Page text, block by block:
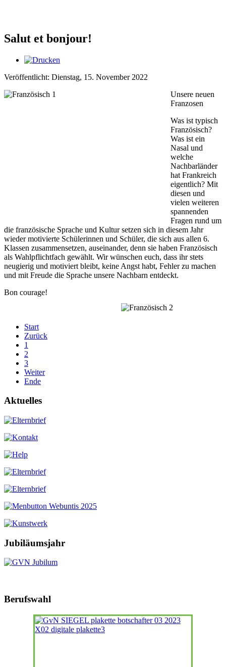
Salut et bonjour!
Veröffentlicht: Dienstag, 15. November 2022
Unsere neuen
Franzosen
Was ist typisch
Französisch?
Was ist ein
Nasal und
welche
Nachbarländer
hat Frankreich
eigentlich? Mit
diesen und
vielen weiteren
spannenden
Fragen rund um
die französische Sprache und Kultur setzen sich in diesem Jahr
wieder motivierte Schülerinnen und Schüler, die sich aus allen 6.
Klassen zusammensetzen, auseinander, denn sie haben Französisch
als Wahlpflichtfach gewählt. Wir wünschen euch, dass ihr stets
neugierig und motiviert bleibt, keine Angst habt, Fehler zu machen
und mit Freude die Sprache unsere Nachbarn entdeckt.
Bon courage!
Start
Zurück
1
2
3
Weiter
Ende
Aktuelles
Jubiläumsjahr
Berufswahl